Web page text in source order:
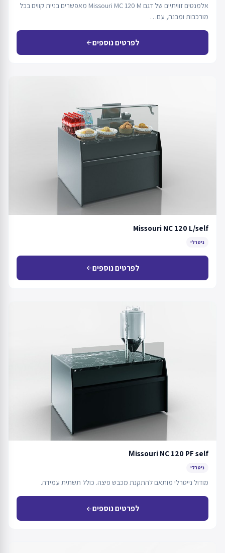
אלמנטים זוויתיים של דגם Missouri MC 120 M מאפשרים בניית קווים בכל
מורכבות ומבנה, עם…
לפרטים נוספיםarrow_back
Missouri NC 120 L/self
ניטרלי
לפרטים נוספיםarrow_back
Мissouri NC 120 PF self
ניטרלי
מודול נייטרלי מותאם להתקנת מכבש פיצה. כולל תשתית עמידה.
לפרטים נוספיםarrow_back